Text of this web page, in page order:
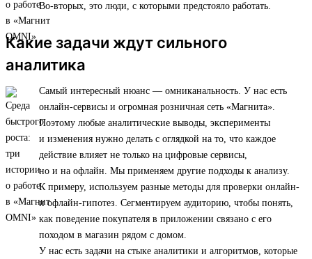
Во-вторых, это люди, с которыми предстояло работать.
Какие задачи ждут сильного
аналитика
Самый интересный нюанс — омниканальность. У нас есть
онлайн-сервисы и огромная розничная сеть «Магнита».
Поэтому любые аналитические выводы, эксперименты
и изменения нужно делать с оглядкой на то, что каждое
действие влияет не только на цифровые сервисы,
но и на офлайн. Мы применяем другие подходы к анализу.
К примеру, используем разные методы для проверки онлайн-
и офлайн-гипотез. Сегментируем аудиторию, чтобы понять,
как поведение покупателя в приложении связано с его
походом в магазин рядом с домом.
У нас есть задачи на стыке аналитики и алгоритмов, которые